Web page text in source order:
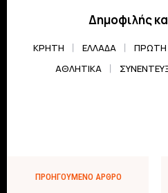
Δημοφιλής
ΚΡΗΤΗ ΕΛΛΆΔΑ ΠΡΏΤΗ
ΑΘΛΗΤΙΚΆ
ΠΡΟΗΓΟΎΜΕΝΟ ΆΡΘΡΟ